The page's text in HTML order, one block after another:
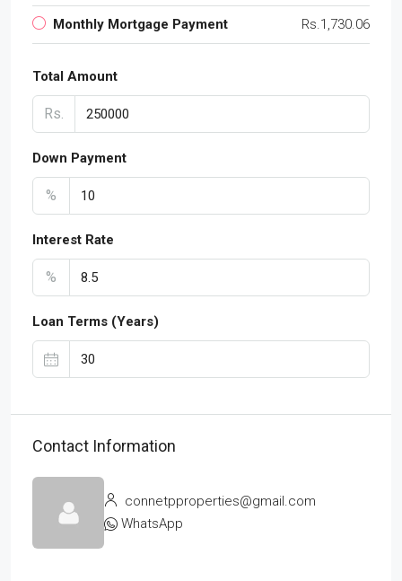
Monthly Mortgage Payment Rs.1,730.06
Total Amount
Rs.
Down Payment
%
Interest Rate
%
Loan Terms (Years)
Contact Information
connetpproperties@gmail.com
WhatsApp